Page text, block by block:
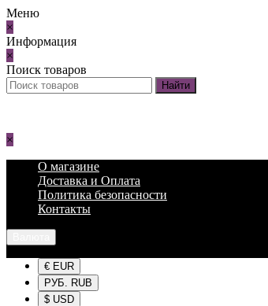
Меню
×
Информация
×
Поиск товаров
×
О магазине
Доставка и Оплата
Политика безопасности
Контакты
€ EUR
РУБ. RUB
$ USD